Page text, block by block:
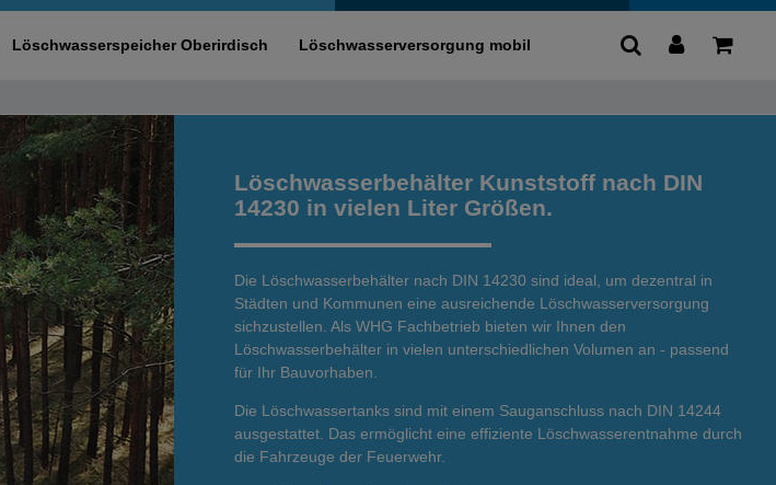
Löschwasserspeicher Oberirdisch Löschwasserversorgung mobil
Löschwasserbehälter Kunststoff nach DIN
14230 in vielen Liter Größen.
Die Löschwasserbehälter nach DIN 14230 sind ideal, um dezentral in
Städten und Kommunen eine ausreichende Löschwasserversorgung
sichzustellen. Als WHG Fachbetrieb bieten wir Ihnen den
Löschwasserbehälter in vielen unterschiedlichen Volumen an - passend
für Ihr Bauvorhaben.
Die Löschwassertanks sind mit einem Sauganschluss nach DIN 14244
ausgestattet. Das ermöglicht eine effiziente Löschwasserentnahme durch
die Fahrzeuge der Feuerwehr.